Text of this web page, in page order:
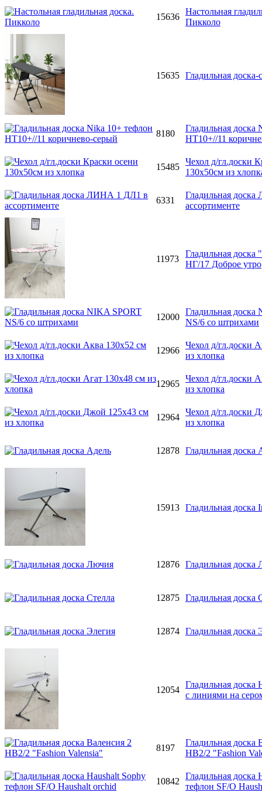
15636
Настольная
Пикколо
15635 Гладильная
8180
Гладильная доска
НТ10+//11
15485
Чехол д/гл.доски
130х50см из
6331
Гладильная
ассортименте
11973
Гладильная доска
НГ/17 Доброе утро
12000
Гладильная доска
NS/6 со штрихами
12966
Чехол д/гл.доски
из хлопка
12965
Чехол д/гл.доски
из хлопка
12964
Чехол д/гл.доски
из хлопка
12878 Гладильная доска
15913 Гладильная доска
12876 Гладильная доска
12875 Гладильная доска
12874 Гладильная доска
12054
Гладильная
с линиями на
8197
Гладильная доска
НВ2/2 "Fashion
10842
Гладильная доска
тефлон SF/O